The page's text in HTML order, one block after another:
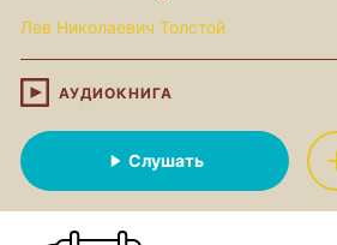
Лев Николаевич Толстой
АУДИОКНИГА
Слушать